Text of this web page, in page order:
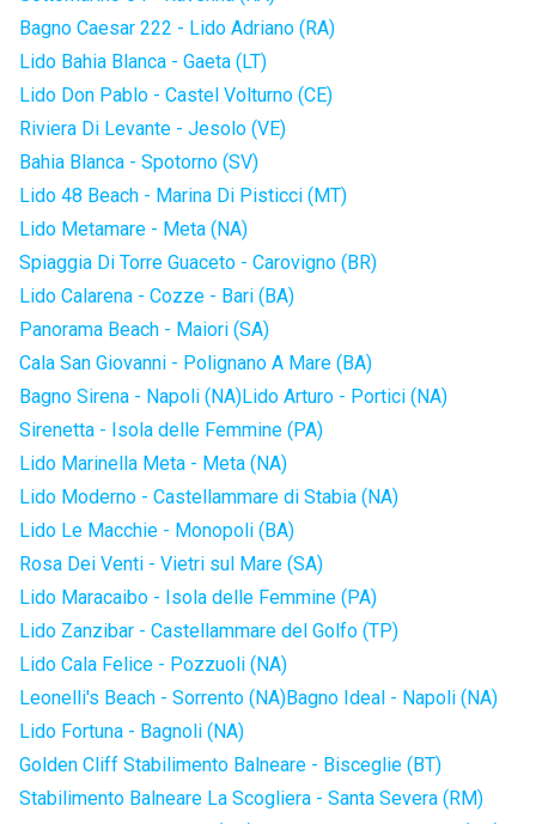
Bagno Caesar 222 - Lido Adriano (RA)
Lido Bahia Blanca - Gaeta (LT)
Lido Don Pablo - Castel Volturno (CE)
Riviera Di Levante - Jesolo (VE)
Bahia Blanca - Spotorno (SV)
Lido 48 Beach - Marina Di Pisticci (MT)
Lido Metamare - Meta (NA)
Spiaggia Di Torre Guaceto - Carovigno (BR)
Lido Calarena - Cozze - Bari (BA)
Panorama Beach - Maiori (SA)
Cala San Giovanni - Polignano A Mare (BA)
Bagno Sirena - Napoli (NA)Lido Arturo - Portici (NA)
Sirenetta - Isola delle Femmine (PA)
Lido Marinella Meta - Meta (NA)
Lido Moderno - Castellammare di Stabia (NA)
Lido Le Macchie - Monopoli (BA)
Rosa Dei Venti - Vietri sul Mare (SA)
Lido Maracaibo - Isola delle Femmine (PA)
Lido Zanzibar - Castellammare del Golfo (TP)
Lido Cala Felice - Pozzuoli (NA)
Leonelli's Beach - Sorrento (NA)Bagno Ideal - Napoli (NA)
Lido Fortuna - Bagnoli (NA)
Golden Cliff Stabilimento Balneare - Bisceglie (BT)
Stabilimento Balneare La Scogliera - Santa Severa (RM)